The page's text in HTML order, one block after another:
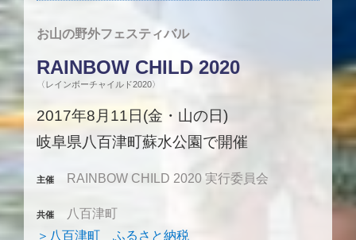
お山の野外フェスティバル
RAINBOW CHILD 2020
〈レインボーチャイルド2020〉
2017年8月11日(金・山の日)
岐阜県八百津町蘇水公園で開催
主催 RAINBOW CHILD 2020 実行委員会
共催
八百津町
＞八百津町 ふるさと納税